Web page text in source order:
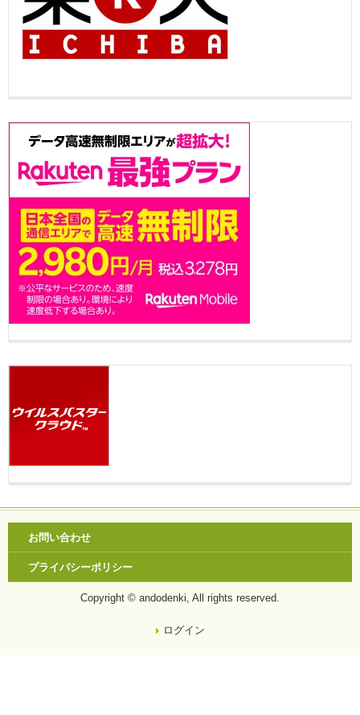
お問い合わせ
プライバシーポリシー
Copyright © andodenki, All rights reserved.
ログイン